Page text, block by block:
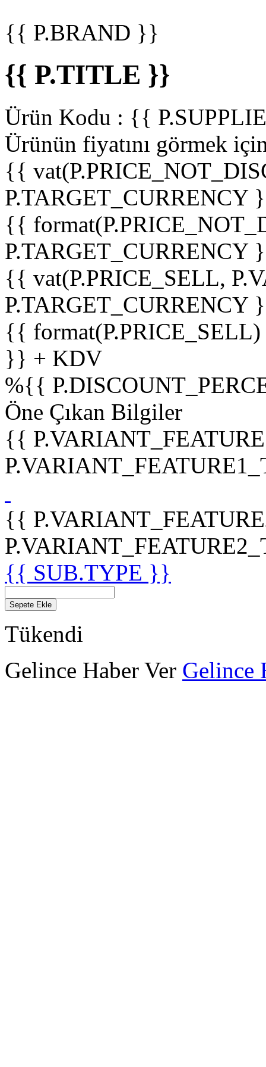
{{ P.BRAND }}
{{ P.TITLE }}
Ürün Kodu : {{
Ürünün fiyatını görmek
{{
P.TARGET_CURRENCY
{{
P.TARGET_CURRENCY
{{ vat(P.PRICE_SELL,
P.TARGET_CURRENCY
{{
}} + KDV
%{{
Öne Çıkan Bilgiler
{{
{{
{{ SUB.TYPE }}
Sepete Ekle
Tükendi
Gelince Haber Ver Gelince